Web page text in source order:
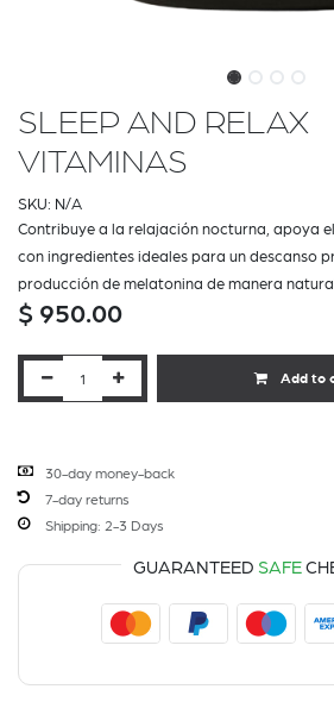
SLEEP AND RELAX
VITAMINAS
SKU: N/A
Contribuye a la relajación nocturna, apoya
con ingredientes ideales para un descanso
producción de melatonina de manera
$ 950.00
Add to
30-day money-back
7-day returns
Shipping: 2-3 Days
GUARANTEED SAFE